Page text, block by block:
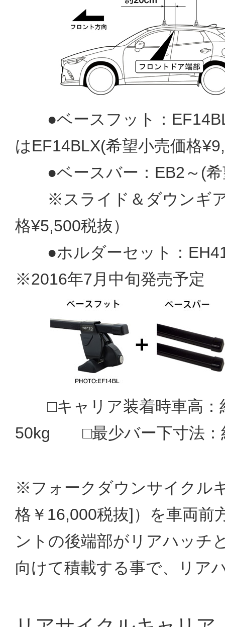
●ベースフット：
はEF14BLX(希望小売価格
●ベースバー：EB2～ (
※スライド＆ダウンギ
格¥5,500税抜）
●ホルダーセット：
※2016年7月中旬発売予定
□キャリア装着時車高
50kg □最少バー下寸法：
※フォークダウンサイクル
格￥16,000税抜]）を車両前
ントの後端部がリアハッチ
向けて積載する事で、リア